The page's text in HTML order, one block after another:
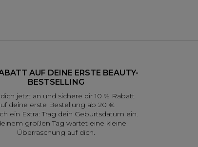
AUF DEINE ERSTE BEAUTY-
BESTSELLING
jetzt an und sichere dir 10 % Rabatt
deine erste Bestellung ab 20 €.
ein Extra: Trag dein Geburtsdatum ein.
großen Tag wartet eine kleine
Überraschung auf dich.